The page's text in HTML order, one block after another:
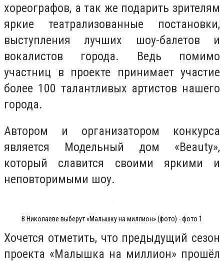
хореографов, а так же подарить зрителям
яркие театрализованные постановки,
выступления лучших шоу-балетов и
вокалистов города. Ведь помимо
участниц в проекте принимает участие
более 100 талантливых артистов нашего
города.
Автором и организатором конкурса
является Модельный дом «Beauty»,
который славится своими яркими и
неповторимыми шоу.
В Николаеве выберут «Малышку на миллион» (фото) - фото 1
Хочется отметить, что предыдущий сезон
проекта «Малышка на миллион» прошёл